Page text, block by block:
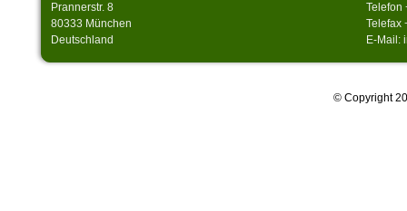
Prannerstr. 8
80333 München
Deutschland
Telefon
Telefax
E-Mail:
© Copyright